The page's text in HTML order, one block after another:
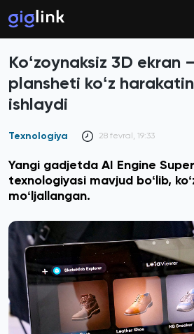
Koʻzoynaksiz 3D ekran
plansheti koʻz
ishlaydi
Texnologiya 28 fevral, 19:33
Yangi gadjetda AI Engine
texnologiyasi mavjud boʻlib,
moʻljallangan.